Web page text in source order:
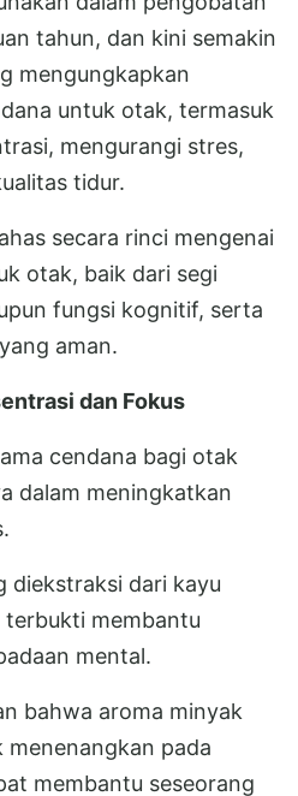
tahun, dan kini semakin
mengungkapkan
untuk otak, termasuk
mengurangi stres,
tidur.
secara rinci mengenai
otak, baik dari segi
fungsi kognitif, serta
aman.
dan Fokus
cendana bagi otak
dalam meningkatkan
diekstraksi dari kayu
membantu
mental.
bahwa aroma minyak
menenangkan pada
membantu seseorang